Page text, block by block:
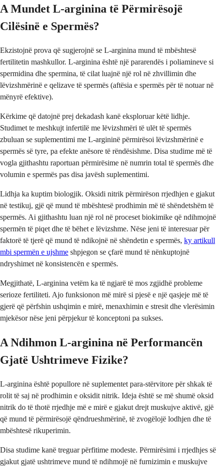
A Mundet L-arginina të Përmirësojë
Cilësinë e Spermës?
Ekzistojnë prova që sugjerojnë se L-arginina mund të mbështesë
fertilitetin mashkullor. L-arginina është një pararendës i poliamineve si
spermidina dhe spermina, të cilat luajnë një rol në zhvillimin dhe
lëvizshmërinë e qelizave të spermës (aftësia e spermës për të notuar në
mënyrë efektive).
Kërkime që datojnë prej dekadash kanë eksploruar këtë lidhje.
Studimet te meshkujt infertilë me lëvizshmëri të ulët të spermës
zbuluan se suplementimi me L-argininë përmirësoi lëvizshmërinë e
spermës së tyre, pa efekte anësore të rëndësishme. Disa studime më të
vogla gjithashtu raportuan përmirësime në numrin total të spermës dhe
volumin e spermës pas disa javësh suplementimi.
Lidhja ka kuptim biologjik. Oksidi nitrik përmirëson rrjedhjen e gjakut
në testikuj, gjë që mund të mbështesë prodhimin më të shëndetshëm të
spermës. Ai gjithashtu luan një rol në proceset biokimike që ndihmojnë
spermën të piqet dhe të bëhet e lëvizshme. Nëse jeni të interesuar për
faktorë të tjerë që mund të ndikojnë në shëndetin e spermës, ky artikull
mbi spermën e ujshme shpjegon se çfarë mund të nënkuptojnë
ndryshimet në konsistencën e spermës.
Megjithatë, L-arginina vetëm ka të ngjarë të mos zgjidhë probleme
serioze fertiliteti. Ajo funksionon më mirë si pjesë e një qasjeje më të
gjerë që përfshin ushqimin e mirë, menaxhimin e stresit dhe vlerësimin
mjekësor nëse jeni përpjekur të konceptoni pa sukses.
A Ndihmon L-arginina në Performancën
Gjatë Ushtrimeve Fizike?
L-arginina është popullore në suplementet para-stërvitore për shkak të
rolit të saj në prodhimin e oksidit nitrik. Ideja është se më shumë oksid
nitrik do të thotë rrjedhje më e mirë e gjakut drejt muskujve aktivë, gjë
që mund të përmirësojë qëndrueshmërinë, të zvogëlojë lodhjen dhe të
mbështesë rikuperimin.
Disa studime kanë treguar përfitime modeste. Përmirësimi i rrjedhjes së
gjakut gjatë ushtrimeve mund të ndihmojë në furnizimin e muskujve